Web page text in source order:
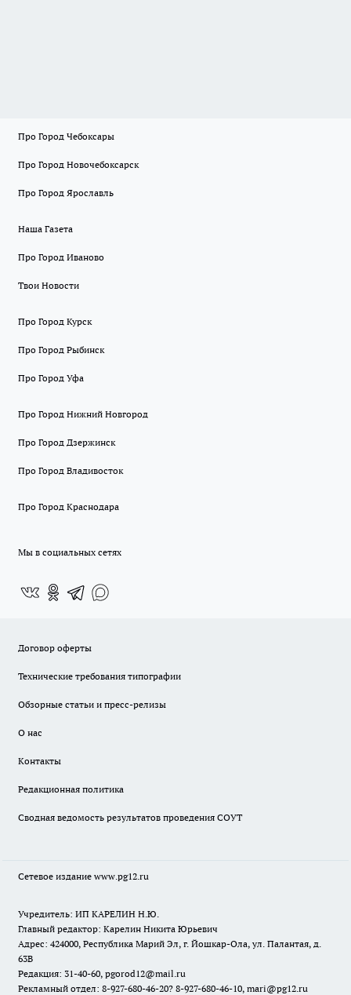
Про Город Чебоксары
Про Город Новочебоксарск
Про Город Ярославль
Наша Газета
Про Город Иваново
Твои Новости
Про Город Курск
Про Город Рыбинск
Про Город Уфа
Про Город Нижний Новгород
Про Город Дзержинск
Про Город Владивосток
Про Город Краснодара
Мы в социальных сетях
Договор оферты
Технические требования типографии
Обзорные статьи и пресс-релизы
О нас
Контакты
Редакционная политика
Сводная ведомость результатов проведения СОУТ
Сетевое издание www.pg12.ru
Учредитель: ИП КАРЕЛИН Н.Ю.
Главный редактор: Карелин Никита Юрьевич
Адрес: 424000, Республика Марий Эл, г. Йошкар-Ола, ул. Палантая, д.
63В
Редакция: 31-40-60, pgorod12@mail.ru
Рекламный отдел: 8-927-680-46-20? 8-927-680-46-10, mari@pg12.ru